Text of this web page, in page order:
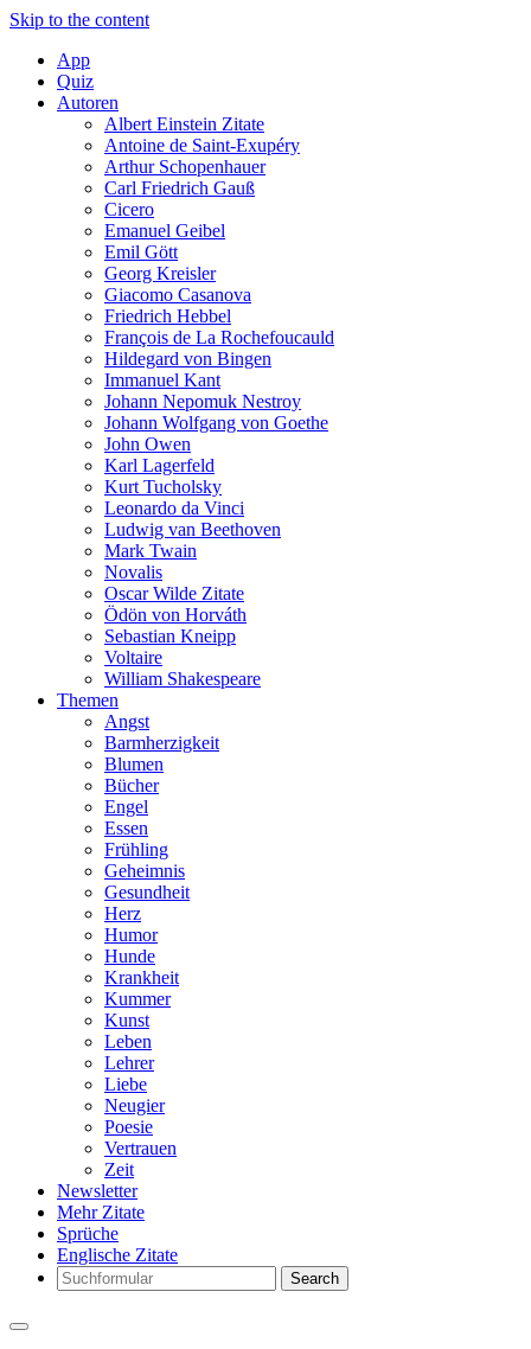
Skip to the content
App
Quiz
Autoren
Albert Einstein Zitate
Antoine de Saint-Exupéry
Arthur Schopenhauer
Carl Friedrich Gauß
Cicero
Emanuel Geibel
Emil Gött
Georg Kreisler
Giacomo Casanova
Friedrich Hebbel
François de La Rochefoucauld
Hildegard von Bingen
Immanuel Kant
Johann Nepomuk Nestroy
Johann Wolfgang von Goethe
John Owen
Karl Lagerfeld
Kurt Tucholsky
Leonardo da Vinci
Ludwig van Beethoven
Mark Twain
Novalis
Oscar Wilde Zitate
Ödön von Horváth
Sebastian Kneipp
Voltaire
William Shakespeare
Themen
Angst
Barmherzigkeit
Blumen
Bücher
Engel
Essen
Frühling
Geheimnis
Gesundheit
Herz
Humor
Hunde
Krankheit
Kummer
Kunst
Leben
Lehrer
Liebe
Neugier
Poesie
Vertrauen
Zeit
Newsletter
Mehr Zitate
Sprüche
Englische Zitate
Search